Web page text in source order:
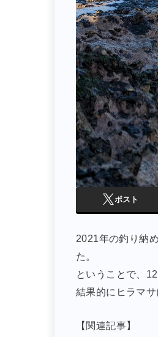
ポスト
2021年の釣り納
た。
ということで、
結果的にヒラマ
【関連記事】